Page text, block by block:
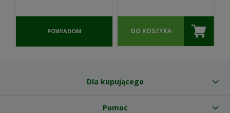
POWIADOM
DOSTĘPNOŚCI
DO KOSZYKA
Dla kupującego
Pomoc